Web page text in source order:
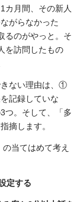
カ月間、その新人
がらなかった
るのがやっと。そ
を訪問したもの
ない理由は、①
記録していな
つ。そして、「多
摘します。
当てはめて考え
定する